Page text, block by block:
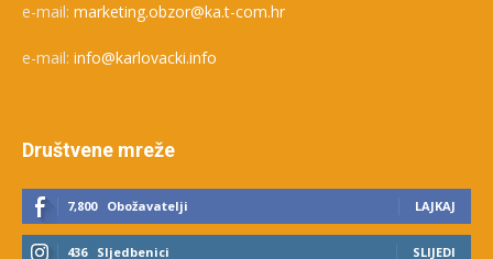
e-mail: marketing.obzor@ka.t-com.hr
e-mail: info@karlovacki.info
Društvene mreže
7,800 Obožavatelji LAJKAJ
436 Sljedbenici SLIJEDI